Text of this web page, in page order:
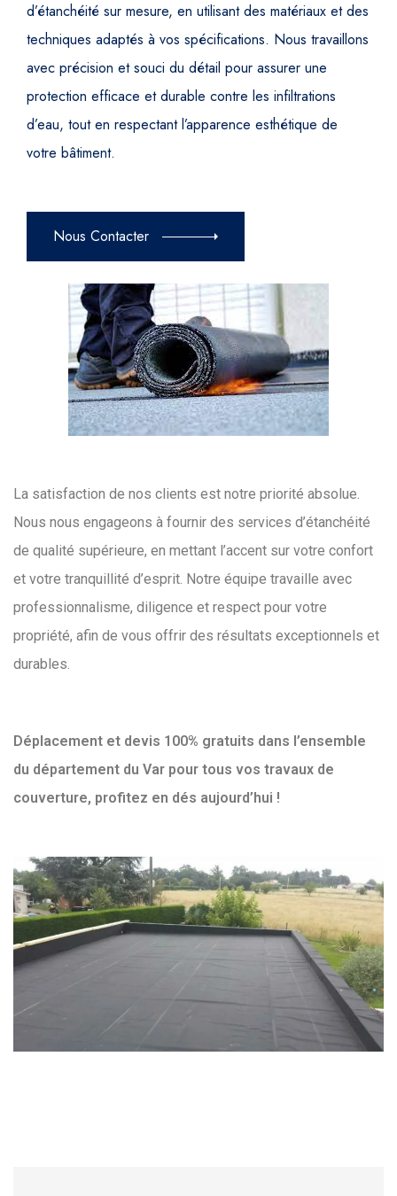
d’étanchéité sur mesure, en utilisant des matériaux et des
techniques adaptés à vos spécifications. Nous travaillons
avec précision et souci du détail pour assurer une
protection efficace et durable contre les infiltrations
d’eau, tout en respectant l’apparence esthétique de
votre bâtiment.
Nous Contacter
La satisfaction de nos clients est notre priorité absolue.
Nous nous engageons à fournir des services d’étanchéité
de qualité supérieure, en mettant l’accent sur votre confort
et votre tranquillité d’esprit. Notre équipe travaille avec
professionnalisme, diligence et respect pour votre
propriété, afin de vous offrir des résultats exceptionnels et
durables.
Déplacement et devis 100% gratuits dans l’ensemble
du département du Var pour tous vos travaux de
couverture, profitez en dés aujourd’hui !